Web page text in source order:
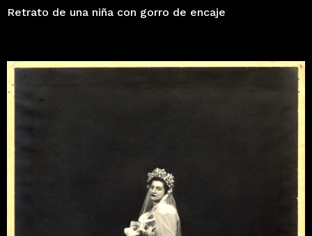
Retrato de una niña con gorro de encaje